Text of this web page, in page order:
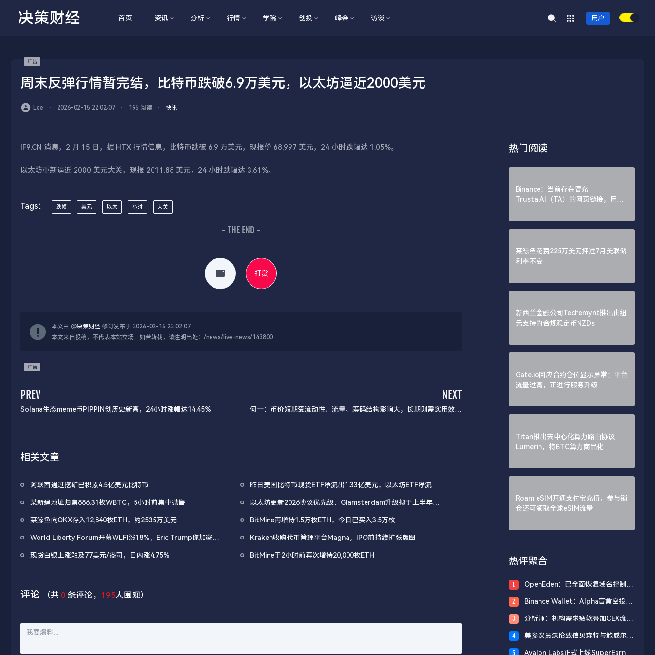
决策财经 首页 资讯 分析 行情 学院 创投 峰会 访谈 用户
周末反弹行情暂完结，比特币跌破6.9万美元，以太坊逼近2000美元
Lee ⋅ 2026-02-15 22:02:07 ⋅ 195 阅读 ⋅ 快讯
IF9.CN 消息，2 月 15 日，据 HTX 行情信息，比特币跌破 6.9 万美元，现报价 68,997 美元，24 小时跌幅达 1.05%。
以太坊重新逼近 2000 美元大关，现报 2011.88 美元，24 小时跌幅达 3.61%。
Tags： 跌幅 美元 以太 小时 大关
- THE END -
打赏
本文由 @决策财经 修订发布于 2026-02-15 22:02:07
本文来自投稿，不代表本站立场，如若转载，请注明出处：/news/live-news/143800
PREV
Solana生态meme币PIPPIN创历史新高，24小时涨幅达14.45%
NEXT
何一：币价短期受流动性、流量、筹码结构影响大，长期则需实用效能
相关文章
阿联酋通过挖矿已积累4.5亿美元比特币
昨日美国比特币现货ETF净流出1.33亿美元，以太坊ETF净流出
某新建地址归集886.31枚WBTC，5小时前集中抛售
以太坊更新2026协议优先级：Glamsterdam升级拟于上半年进
某鲸鱼向OKX存入12,840枚ETH，约2535万美元
BitMine再增持1.5万枚ETH，今日已买入3.5万枚
World Liberty Forum开幕WLFI涨18%，Eric Trump称加密仍
Kraken收购代币管理平台Magna，IPO前持续扩张版图
现货白银上涨触及77美元/盎司，日内涨4.75% BitMine于2小时前再次增持20,000枚ETH
评论 （共 0 条评论， 195人围观）
热门阅读
Binance：当前存在冒充
Trusta.AI（TA）的网页链接，用户
某鲸鱼花费225万美元押注7月美联储
利率不变
新西兰金融公司Techemynt推出由纽
元支持的合规稳定币NZDs
Gate.io回应合约仓位显示异常：平台
流量过高，正进行服务升级
Titan推出去中心化算力路由协议
Lumerin，将BTC算力商品化
Roam eSIM开通支付宝充值，参与锁
仓还可领取全球eSIM流量
热评聚合
1
OpenEden：已全面恢复域名控制，
2
Binance Wallet：Alpha盲盒空投将
分
3
分析师：机构需求疲软叠加CEX流入
4
美参议员沃伦致信贝森特与鲍威尔，
5 Avalon Labs正式上线SuperEarn理